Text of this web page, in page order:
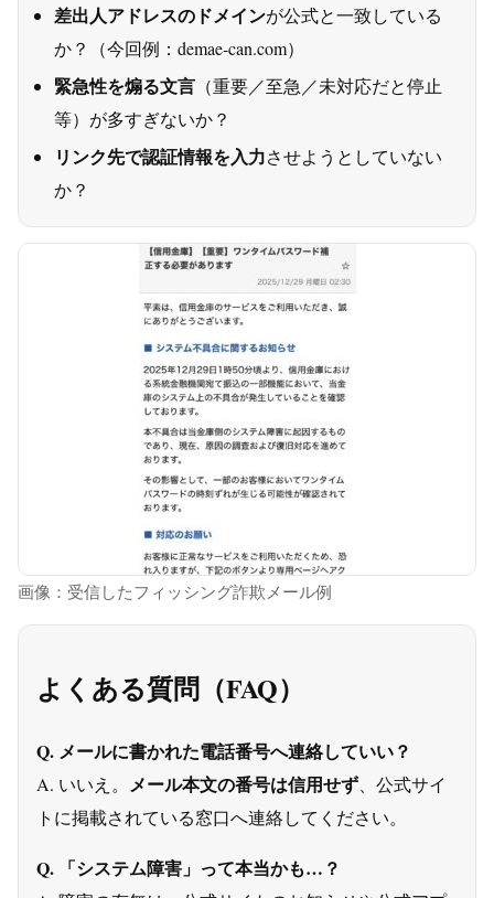
差出人アドレスのドメインが公式と一致している
か？（今回例：demae-can.com）
緊急性を煽る文言 （重要／至急／未対応だと停止
等）が多すぎないか？
リンク先で認証情報を入力させようとしていない
か？
画像：受信したフィッシング詐欺メール例
よくある質問（FAQ）
Q. メールに書かれた電話番号へ連絡していい？
A. いいえ。 メール本文の番号は信用せず 、公式サイ
トに掲載されている窓口へ連絡してください。
Q. 「システム障害」って本当かも…？